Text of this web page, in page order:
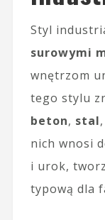
Styl
surowymi
wnętrzom
tego stylu
beton, stal,
nich wnosi
i urok,
typową dla